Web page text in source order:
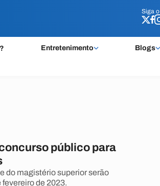
Siga o
Entretenimento Blogs
Siga o
público para
do magistério superior serão
fevereiro de 2023.